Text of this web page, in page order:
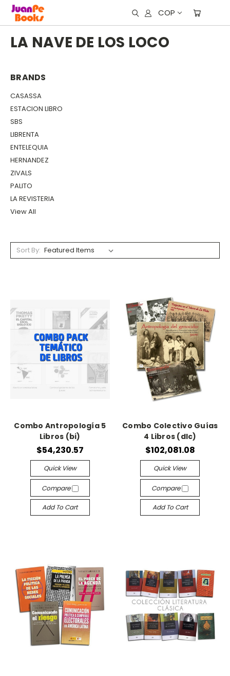
COP
LA NAVE DE LOS LOCO
BRANDS
CASASSA
ESTACION LIBRO
SBS
LIBRENTA
ENTELEQUIA
HERNANDEZ
ZIVALS
PALITO
LA REVISTERIA
View All
Sort By:
Combo Antropología 5
Libros (bi)
$54,230.57
Quick View
Compare
Add To Cart
Combo Colectivo Guías
4 Libros (dlc)
$102,081.08
Quick View
Compare
Add To Cart